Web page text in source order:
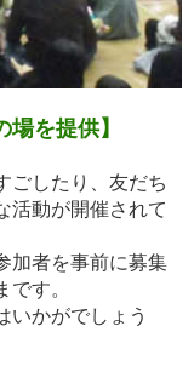
を提供】
ごしたり、友だち
活動が開催されて
加者を事前に募集
す。
いかがでしょう